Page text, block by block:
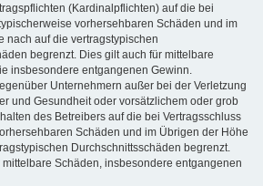
(Kardinalpflichten) auf die bei
vorhersehbaren Schäden und im
nach auf die vertragstypischen
begrenzt. Dies gilt auch für mittelbare
insbesondere entgangenen Gewinn.
Unternehmern außer bei der Verletzung
und Gesundheit oder vorsätzlichem oder grob
des Betreibers auf die bei Vertragsschluss
Schäden und im Übrigen der Höhe
Durchschnittsschäden begrenzt.
mittelbare Schäden, insbesondere entgangenen